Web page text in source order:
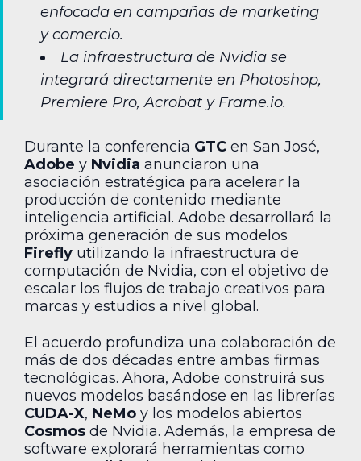
enfocada en campañas de marketing
y comercio.
La infraestructura de Nvidia se
integrará directamente en Photoshop,
Premiere Pro, Acrobat y Frame.io.
Durante la conferencia GTC en San José,
Adobe y Nvidia anunciaron una
asociación estratégica para acelerar la
producción de contenido mediante
inteligencia artificial. Adobe desarrollará la
próxima generación de sus modelos
Firefly utilizando la infraestructura de
computación de Nvidia, con el objetivo de
escalar los flujos de trabajo creativos para
marcas y estudios a nivel global.
El acuerdo profundiza una colaboración de
más de dos décadas entre ambas firmas
tecnológicas. Ahora, Adobe construirá sus
nuevos modelos basándose en las librerías
CUDA-X, NeMo y los modelos abiertos
Cosmos de Nvidia. Además, la empresa de
software explorará herramientas como